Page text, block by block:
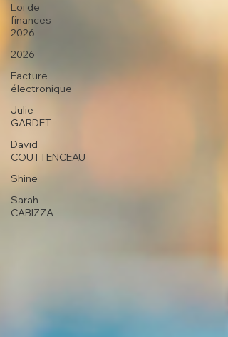
Loi de
finances
2026
2026
Facture
électronique
Julie
GARDET
David
COUTTENCEAU
Shine
Sarah
CABIZZA